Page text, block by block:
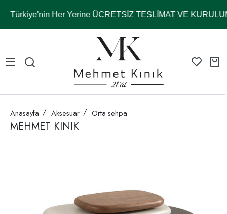
Türkiye'nin Her Yerine ÜCRETSİZ TESLİMAT VE KURULUM
Anasayfa Aksesuar Orta sehpa
MEHMET KINIK